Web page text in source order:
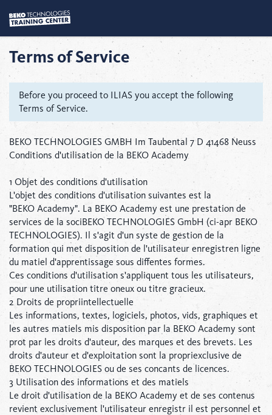
Terms of Service
Before you proceed to ILIAS you accept the following
Terms of Service.
BEKO TECHNOLOGIES GMBH Im Taubental 7 D 41468 Neuss
Conditions d'utilisation de la BEKO Academy
1 Objet des conditions d'utilisation
L'objet des conditions d'utilisation suivantes est la
"BEKO Academy". La BEKO Academy est une prestation de
services de la sociBEKO TECHNOLOGIES GmbH (ci-apr BEKO
TECHNOLOGIES). Il s'agit d'un syste de gestion de la
formation qui met disposition de l'utilisateur enregistren ligne
du matiel d'apprentissage sous diffentes formes.
Ces conditions d'utilisation s'appliquent tous les utilisateurs,
pour une utilisation titre oneux ou titre gracieux.
2 Droits de propriintellectuelle
Les informations, textes, logiciels, photos, vids, graphiques et
les autres matiels mis disposition par la BEKO Academy sont
prot par les droits d'auteur, des marques et des brevets. Les
droits d'auteur et d'exploitation sont la propriexclusive de
BEKO TECHNOLOGIES ou de ses concants de licences.
3 Utilisation des informations et des matiels
Le droit d'utilisation de la BEKO Academy et de ses contenus
revient exclusivement l'utilisateur enregistr il est personnel et